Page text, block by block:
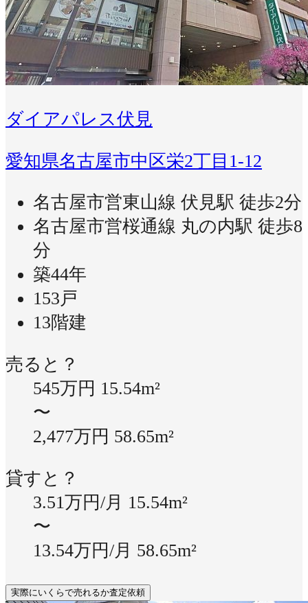
ダイアパレス伏見
愛知県名古屋市中区栄2丁目1-12
名古屋市営東山線 伏見駅 徒歩2分
名古屋市営桜通線 丸の内駅 徒歩8
分
築44年
153戸
13階建
売ると？
545万円 15.54m²
〜
2,477万円 58.65m²
貸すと？
3.51万円/月 15.54m²
〜
13.54万円/月 58.65m²
実際にいくらで売れるか査定依頼